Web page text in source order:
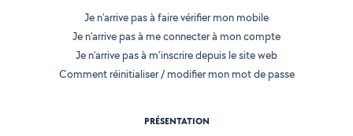
Je n'arrive pas à faire vérifier mon mobile
Je n'arrive pas à me connecter à mon compte
Je n'arrive pas à m'inscrire depuis le site web
Comment réinitialiser / modifier mon mot de passe
PRÉSENTATION